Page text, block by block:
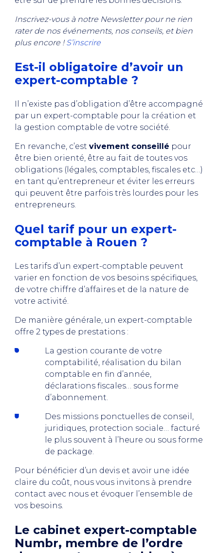
Inscrivez-vous à notre Newsletter pour ne rien
rater de nos événements, nos conseils, et bien
plus encore !S’inscrire
Est-il obligatoire d’avoir un
expert-comptable ?
Il n’existe pas d’obligation d’être accompagné
par un expert-comptable pour la création et
la gestion comptable de votre société.
En revanche, c’est vivement conseillé pour
être bien orienté, être au fait de toutes vos
obligations (légales, comptables, fiscales etc…)
en tant qu’entrepreneur et éviter les erreurs
qui peuvent être parfois très lourdes pour les
entrepreneurs.
Quel tarif pour un expert-
comptable à Rouen ?
Les tarifs d’un expert-comptable peuvent
varier en fonction de vos besoins spécifiques,
de votre chiffre d’affaires et de la nature de
votre activité.
De manière générale, un expert-comptable
offre 2 types de prestations :
La gestion courante de votre
comptabilité, réalisation du bilan
comptable en fin d’année,
déclarations fiscales… sous forme
d’abonnement.
Des missions ponctuelles de conseil,
juridiques, protection sociale… facturé
le plus souvent à l’heure ou sous forme
de package.
Pour bénéficier d’un devis et avoir une idée
claire du coût, nous vous invitons à prendre
contact avec nous et évoquer l’ensemble de
vos besoins.
Le cabinet expert-comptable
Numbr, membre de l’ordre